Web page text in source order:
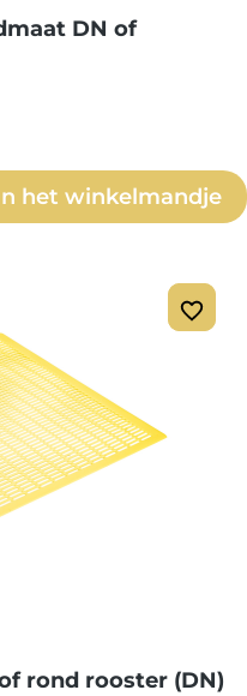
DN of
de
het winkelmandje
rond rooster (DN)